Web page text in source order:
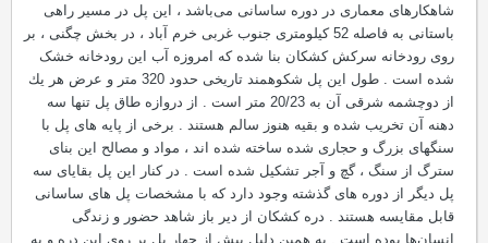
شاهكارهای معماری در دوره ساسانی می‌باشد ، این پل در مسیر راهی
باستانی به فاصله 52 كیلومتری جنوب غربی خرم آباد ، در بخش چگنی ، بر
روی رودخانه سركش كشكان بنا شده که امروزه آب این رودخانه خشک
شده است . طول این پل شكوهمند تاریخی حدود 320 متر و عرض هر یك
از دوچشمه شرقی آن به 20/23 متر است . از دروازه طاق پل تنها سه
دهنه آن تخریب شده و بقیه هنوز سالم هستند . برخی از پایه های پل با
سنگهای بزرگ و حجاری شده ساخته شده اند ، مواد و مصالح این بنای
سترگ از سنگ ، گچ و آجر تشکیل شده است . در کنار این پل بقایای سه
پل دیگر از دوره های گذشته وجود دارد که با مشخصات پل های ساسانی
قابل مقایسه هستند . دره كشكان از دیر باز شاهد حضور و زندگی
انسان‌ها بوده است . به همین دلیل بیش از چهار پل بر روی این دره و به